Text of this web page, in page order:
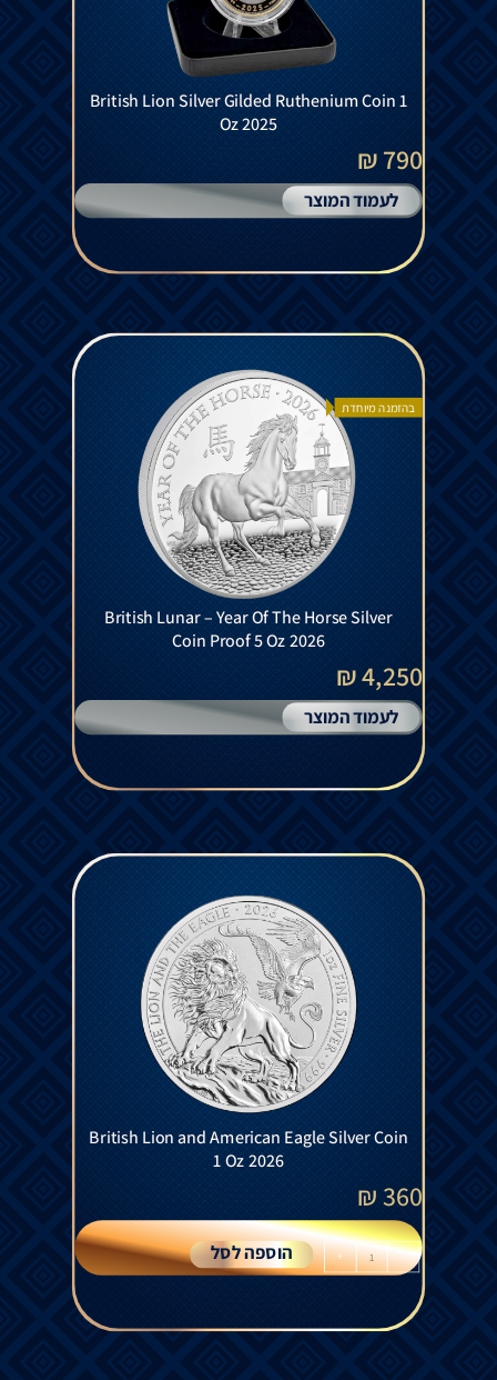
British Lion Silver Gilded Ruthenium Coin 1
Oz 2025
790 ₪
לעמוד המוצר
בהזמנה מיוחדת
British Lunar – Year Of The Horse Silver
Coin Proof 5 Oz 2026
4,250 ₪
לעמוד המוצר
British Lion and American Eagle Silver Coin
1 Oz 2026
360
₪
-
+ הוספה לסל